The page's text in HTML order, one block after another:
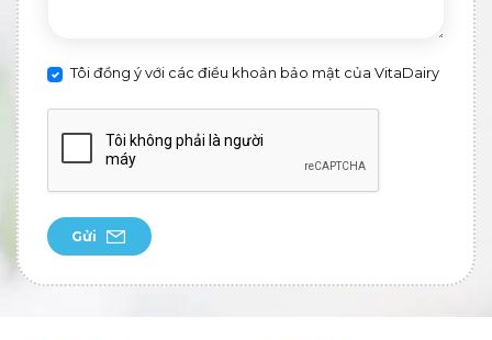
Tôi đồng ý với các điều khoản bảo mật của VitaDairy
Gửi